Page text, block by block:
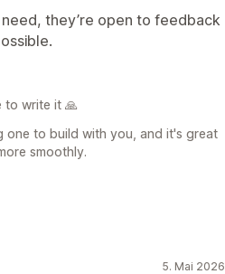
they’re open to feedback
to write it 🙏
one to build with you, and it's great
smoothly.
5. Mai 2026